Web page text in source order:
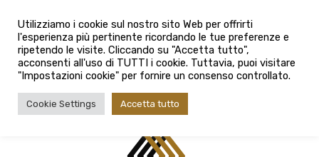
080 3759025
Città
Tipologia contratto
Tipologia contratto
Utilizziamo i cookie sul nostro sito Web per offrirti
l'esperienza più pertinente ricordando le tue preferenze e
ripetendo le visite. Cliccando su "Accetta tutto",
acconsenti all'uso di TUTTI i cookie. Tuttavia, puoi visitare
"Impostazioni cookie" per fornire un consenso controllato.
Cookie Settings Accetta tutto